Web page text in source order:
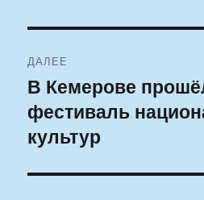
ДАЛЕЕ
Следующая
запись:
В Кемерове
фестиваль
культур